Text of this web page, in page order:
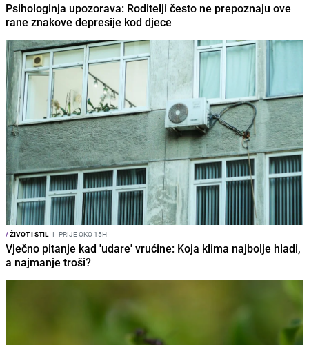
Psihologinja upozorava: Roditelji često ne prepoznaju ove
rane znakove depresije kod djece
/ŽIVOT I STIL I PRIJE OKO 15H
Vječno pitanje kad 'udare' vrućine: Koja klima najbolje hladi,
a najmanje troši?